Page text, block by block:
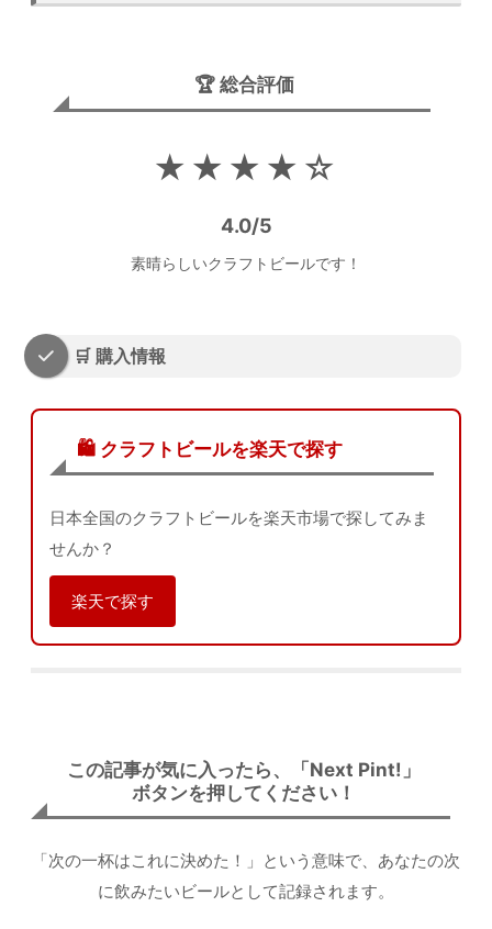
🏆 総合評価
★★★★☆
4.0/5
素晴らしいクラフトビールです！
🛒 購入情報
🛍️ クラフトビールを楽天で探す
日本全国のクラフトビールを楽天市場で探してみま
せんか？
楽天で探す
この記事が気に入ったら、「Next Pint!」
ボタンを押してください！
「次の一杯はこれに決めた！」という意味で、あなたの次
に飲みたいビールとして記録されます。